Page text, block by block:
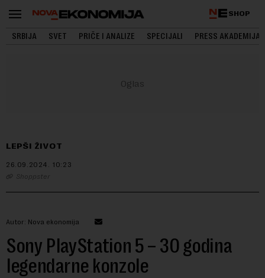
SHOP
SRBIJA SVET PRIČE I ANALIZE SPECIJALI PRESS AKADEMIJA
LEPŠI ŽIVOT
26.09.2024. 10:23
Shoppster
Autor: Nova ekonomija
Sony PlayStation 5 – 30 godina
legendarne konzole